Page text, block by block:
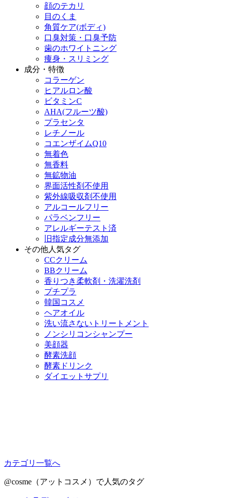
顔のテカリ
目のくま
角質ケア(ボディ)
口臭対策・口臭予防
歯のホワイトニング
痩身・スリミング
成分・特徴
コラーゲン
ヒアルロン酸
ビタミンC
AHA(フルーツ酸)
プラセンタ
レチノール
コエンザイムQ10
無着色
無香料
無鉱物油
界面活性剤不使用
紫外線吸収剤不使用
アルコールフリー
パラベンフリー
アレルギーテスト済
旧指定成分無添加
その他人気タグ
CCクリーム
BBクリーム
香りつき柔軟剤・洗濯洗剤
プチプラ
韓国コスメ
ヘアオイル
洗い流さないトリートメント
ノンシリコンシャンプー
美顔器
酵素洗顔
酵素ドリンク
ダイエットサプリ
カテゴリ一覧へ
@cosme（アットコスメ）で人気のタグ